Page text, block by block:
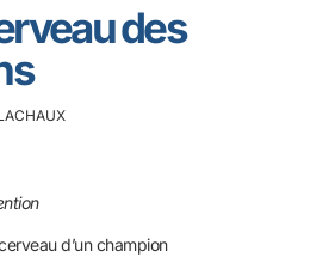
des
d’un champion